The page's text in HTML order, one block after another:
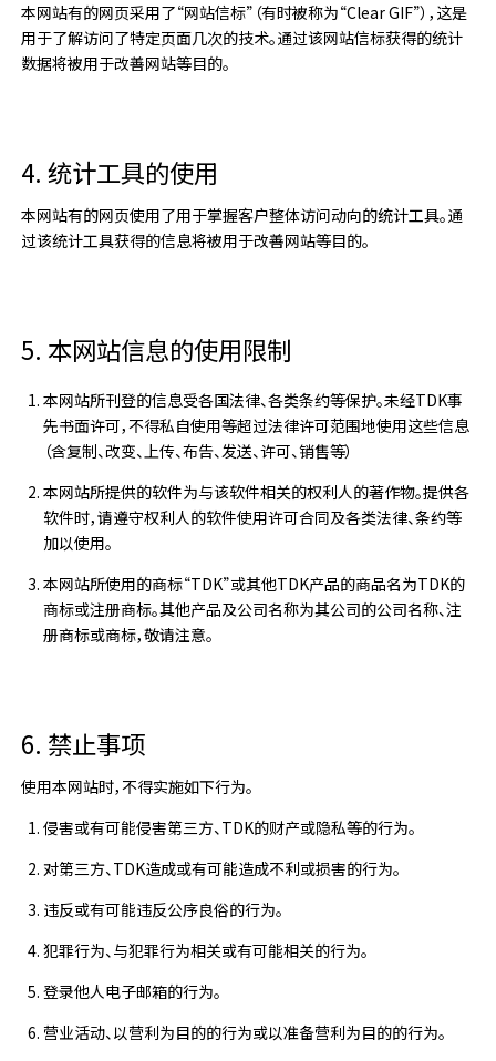
本网站有的网页采用了“网站信标”（有时被称为“Clear GIF”），这是
用于了解访问了特定页面几次的技术。通过该网站信标获得的统计
数据将被用于改善网站等目的。
4. 统计工具的使用
本网站有的网页使用了用于掌握客户整体访问动向的统计工具。通
过该统计工具获得的信息将被用于改善网站等目的。
5. 本网站信息的使用限制
本网站所刊登的信息受各国法律、各类条约等保护。未经TDK事
先书面许可，不得私自使用等超过法律许可范围地使用这些信息
（含复制、改变、上传、布告、发送、许可、销售等）
本网站所提供的软件为与该软件相关的权利人的著作物。提供各
软件时，请遵守权利人的软件使用许可合同及各类法律、条约等
加以使用。
本网站所使用的商标“TDK”或其他TDK产品的商品名为TDK的
商标或注册商标。其他产品及公司名称为其公司的公司名称、注
册商标或商标，敬请注意。
6. 禁止事项
使用本网站时，不得实施如下行为。
侵害或有可能侵害第三方、TDK的财产或隐私等的行为。
对第三方、TDK造成或有可能造成不利或损害的行为。
违反或有可能违反公序良俗的行为。
犯罪行为、与犯罪行为相关或有可能相关的行为。
登录他人电子邮箱的行为。
营业活动、以营利为目的的行为或以准备营利为目的的行为。